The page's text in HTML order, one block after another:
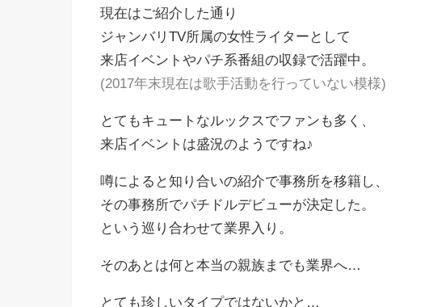
現在はご紹介した通り
ジャンバリTV所属の女性ライターとして
来店イベントやパチ系番組の収録で活躍中。
(2017年末現在は歌手活動を行っていない模様)
とてもキュートなルックスでファンも多く、
来店イベントは盛況のようですね♪
噂によると知り合いの紹介で事務所を移籍し、
その事務所でパチドルデビューが決定した。
という巡り合わせて業界入り。
そのあとは何と本当の親族までも業界へ…
とても珍しいタイプではないかと…